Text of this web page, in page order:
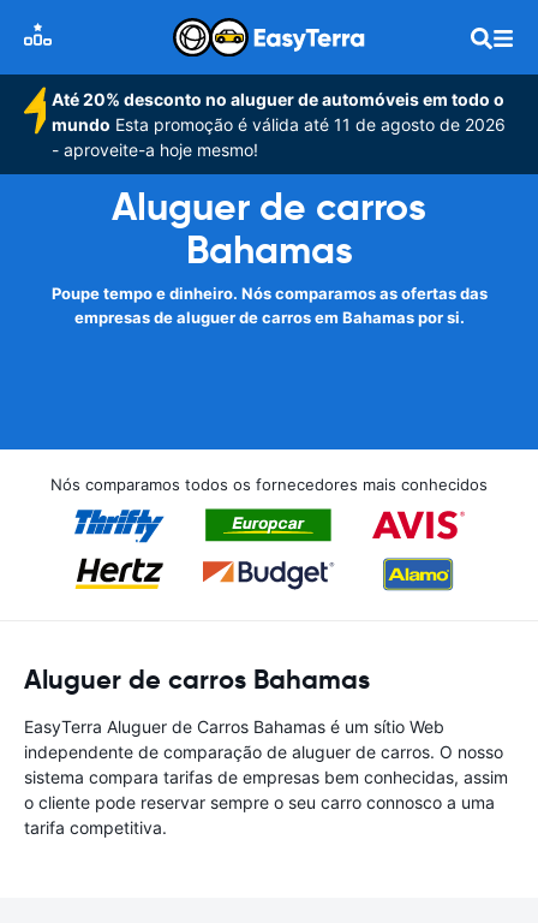
Até 20% desconto no aluguer de automóveis em todo o
mundo Esta promoção é válida até 11 de agosto de 2026
- aproveite-a hoje mesmo!
Aluguer de carros
Bahamas
Poupe tempo e dinheiro. Nós comparamos as ofertas das
empresas de aluguer de carros em Bahamas por si.
Nós comparamos todos os fornecedores mais conhecidos
Aluguer de carros Bahamas
EasyTerra Aluguer de Carros Bahamas é um sítio Web
independente de comparação de aluguer de carros. O nosso
sistema compara tarifas de empresas bem conhecidas, assim
o cliente pode reservar sempre o seu carro connosco a uma
tarifa competitiva.